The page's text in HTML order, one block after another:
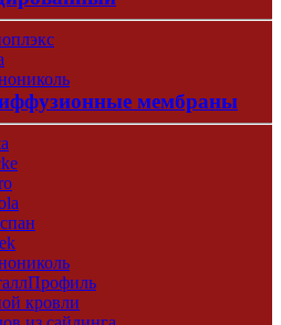
мембраны
кровли